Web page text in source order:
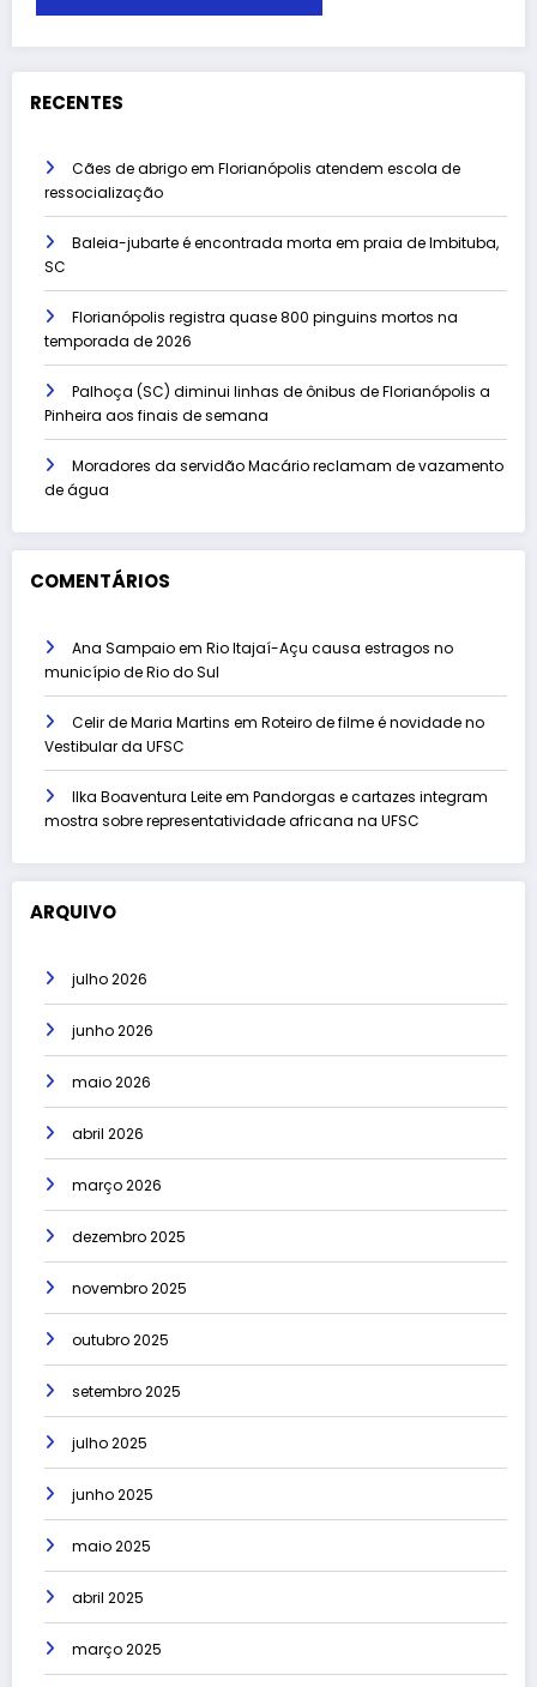
RECENTES
Cães de abrigo em Florianópolis atendem escola de
ressocialização
Baleia-jubarte é encontrada morta em praia de Imbituba,
SC
Florianópolis registra quase 800 pinguins mortos na
temporada de 2026
Palhoça (SC) diminui linhas de ônibus de Florianópolis a
Pinheira aos finais de semana
Moradores da servidão Macário reclamam de vazamento
de água
COMENTÁRIOS
Ana Sampaioem Rio Itajaí-Açu causa estragos no
município de Rio do Sul
Celir de Maria Martins em Roteiro de filme é novidade no
Vestibular da UFSC
Ilka Boaventura Leiteem Pandorgas e cartazes integram
mostra sobre representatividade africana na UFSC
ARQUIVO
julho 2026
junho 2026
maio 2026
abril 2026
março 2026
dezembro 2025
novembro 2025
outubro 2025
setembro 2025
julho 2025
junho 2025
maio 2025
abril 2025
março 2025